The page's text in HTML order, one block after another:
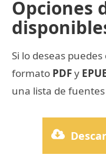
Opciones
Si lo deseas
formato PDFy
una lista de